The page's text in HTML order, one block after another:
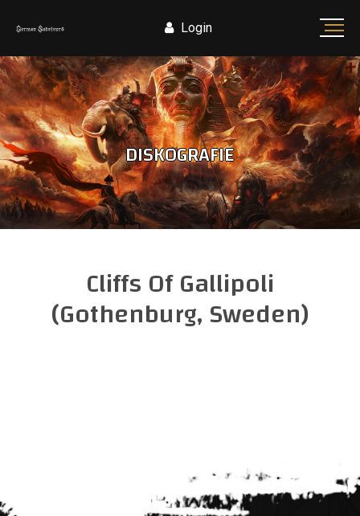
Login
DISKOGRAFIE
Cliffs Of Gallipoli
(Gothenburg, Sweden)